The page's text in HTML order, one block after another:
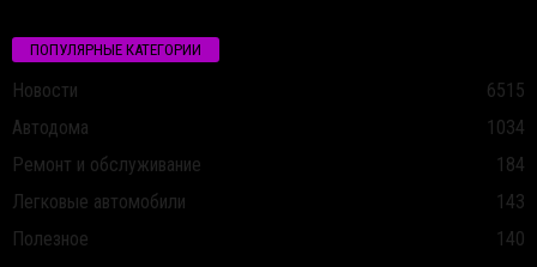
ПОПУЛЯРНЫЕ КАТЕГОРИИ
Новости
6515
Автодома
1034
Ремонт и обслуживание
184
Легковые автомобили
143
Полезное
140